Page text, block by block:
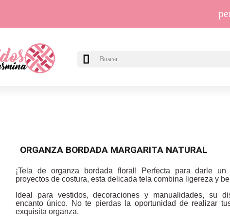

ORGANZA BORDADA MARGARITA NATURAL
¡Tela de organza bordada floral! Perfecta para darle
proyectos de costura, esta delicada tela combina ligereza y
Ideal para vestidos, decoraciones y manualidades, su
encanto único. No te pierdas la oportunidad de realizar
exquisita organza.